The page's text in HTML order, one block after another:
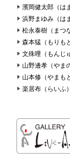
濱岡健太郎（は
浜野まゆみ（は
松永泰樹（まつ
森本猛（もりも
文殊哩（もんじ
山野邊孝（やま
山本修（やまも
楽居布（らいふ）